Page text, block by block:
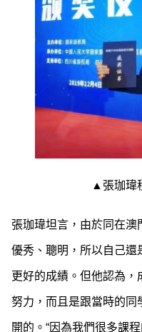
▲張珈瑋
張珈瑋坦言，由於同在澳
優秀、聰明，所以自己還
更好的成績。但他認為
努力，而且是跟當時的同
開的。“因為我們很多課